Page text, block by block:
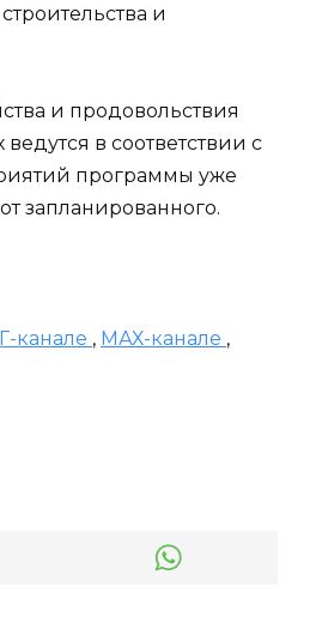
и
и продовольствия
в соответствии с
программы уже
запланированного.
канале , МАХ-канале ,